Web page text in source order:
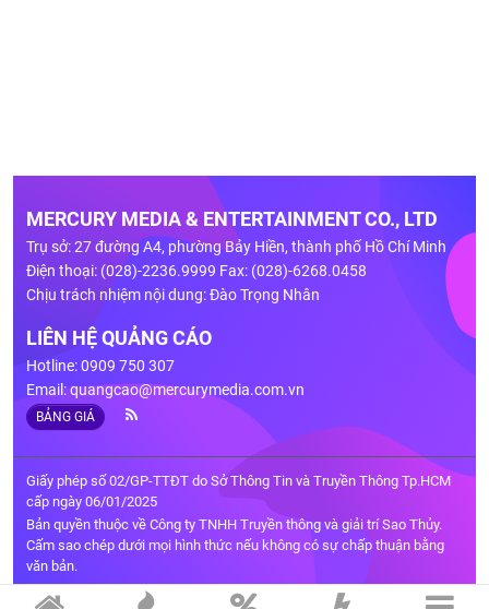
MERCURY MEDIA & ENTERTAINMENT CO., LTD
Trụ sở: 27 đường A4, phường Bảy Hiền, thành phố Hồ Chí Minh
Điện thoại: (028)-2236.9999 Fax: (028)-6268.0458
Chịu trách nhiệm nội dung: Đào Trọng Nhân
LIÊN HỆ QUẢNG CÁO
Hotline: 0909 750 307
Email:quangcao@mercurymedia.com.vn
BẢNG GIÁ
Giấy phép số 02/GP-TTĐT do Sở Thông Tin và Truyền Thông Tp.HCM
cấp ngày 06/01/2025
Bản quyền thuộc về Công ty TNHH Truyền thông và giải trí Sao Thủy.
Cấm sao chép dưới mọi hình thức nếu không có sự chấp thuận bằng
văn bản.